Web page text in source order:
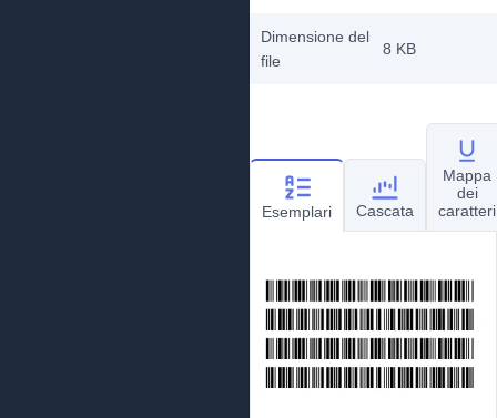
Dimensione del
file
8 KB
Esemplari Cascata
Mappa
dei
caratteri